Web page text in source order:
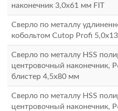
наконечник 3,0х61 мм FIT
Сверло по металлу
кобольтом Cutop Profi
Сверло по металлу HSS
центровочный наконечник,
блистер 4,5х80 мм
Сверло по металлу HSS
центровочный наконечник,